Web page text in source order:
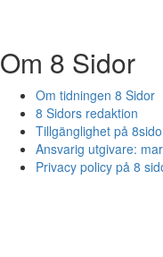
Om 8 Sidor
Om tidningen 8 Sidor
8 Sidors redaktion
Tillgänglighet på
Ansvarig utgivare:
Privacy policy på 8